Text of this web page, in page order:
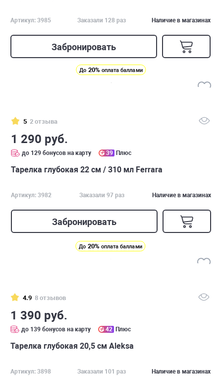
Артикул: 3985 Заказали 128 раз Наличие в магазинах
Забронировать
До 20% оплата баллами
5 2 отзыва
1 290 руб.
до 129 бонусов на карту 39 Плюс
Тарелка глубокая 22 см / 310 мл Ferrara
Артикул: 3982 Заказали 97 раз Наличие в магазинах
Забронировать
До 20% оплата баллами
4.9 8 отзывов
1 390 руб.
до 139 бонусов на карту 42 Плюс
Тарелка глубокая 20,5 см Aleksa
Артикул: 3898 Заказали 101 раз Наличие в магазинах